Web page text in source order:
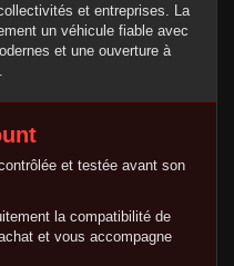
et entreprises. La
un véhicule fiable avec
et une ouverture à
et testée avant son
la compatibilité de
et vous accompagne